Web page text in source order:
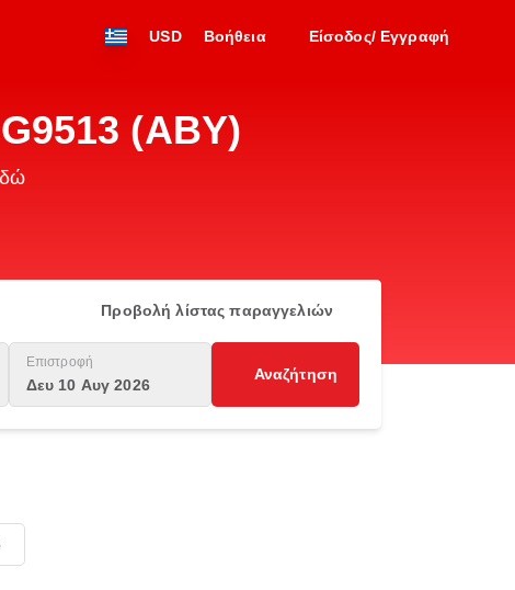
USD Βοήθεια Είσοδος/ Εγγραφή
(ABY)
Προβολή λίστας παραγγελιών
Επιστροφή
Δευ 10 Αυγ 2026
Αναζήτηση